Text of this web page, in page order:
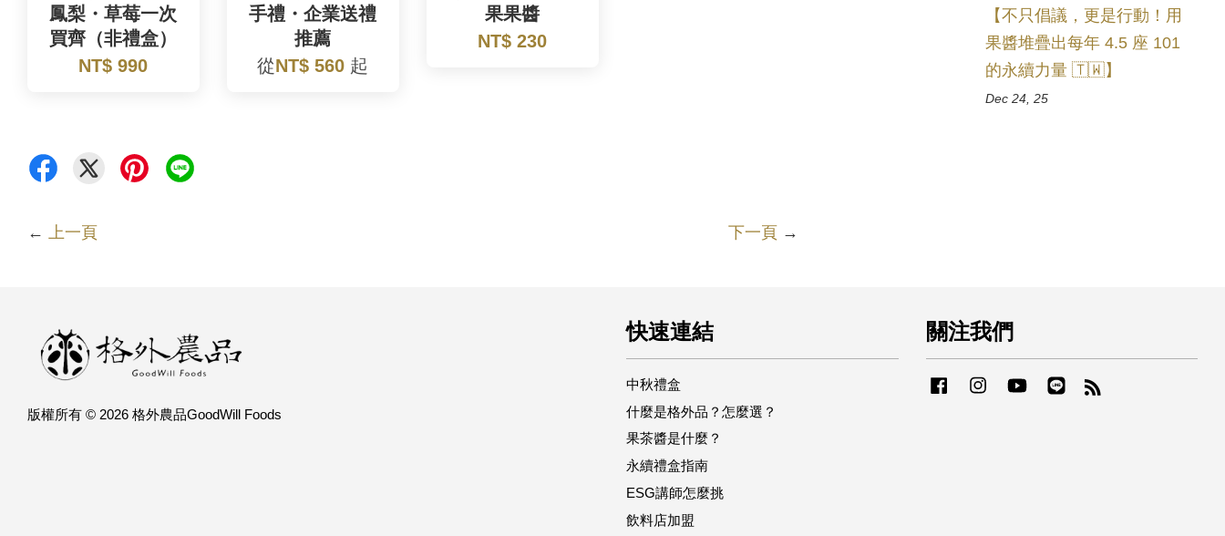
鳳梨・草莓一次
買齊（非禮盒）
NT$ 990
手禮・企業送禮
推薦
從NT$ 560 起
果果醬
NT$ 230
← 上一頁 下一頁→
【不只倡議，更是行動！用
果醬堆疊出每年 4.5 座 101
的永續力量 🇹🇼】
Dec 24, 25
版權所有 © 2026 格外農品GoodWill Foods
快速連結
中秋禮盒
什麼是格外品？怎麼選？
果茶醬是什麼？
永續禮盒指南
ESG講師怎麼挑
飲料店加盟
關注我們
FacebookInstagramYouTubeLine